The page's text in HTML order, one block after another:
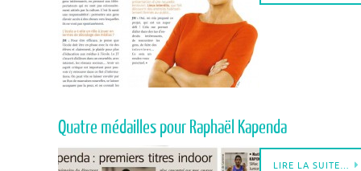
Quatre médailles pour Raphaël Kapenda
LIRE LA SUITE…